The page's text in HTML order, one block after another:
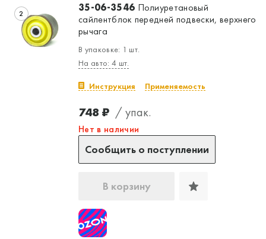
2 35-06-3546 Полиуретановый
сайлентблок передней подвески, верхнего
рычага
В упаковке: 1 шт.
На авто: 4 шт.
Инструкция Применяемость
748 ₽ / упак.
Нет в наличии
Сообщить о поступлении
В корзину